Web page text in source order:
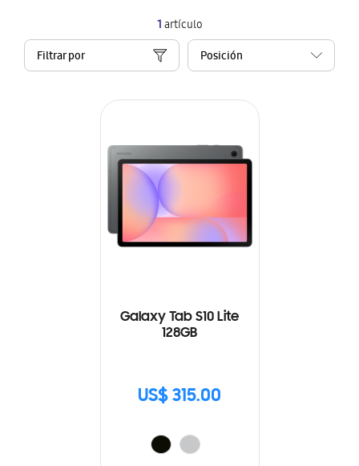
1artículo
Filtrar por
Galaxy Tab S10 Lite
128GB
US$ 315.00